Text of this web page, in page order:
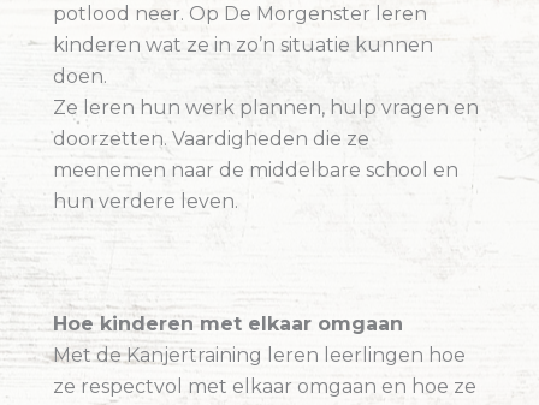
potlood neer. Op De Morgenster leren
kinderen wat ze in zo’n situatie kunnen
doen.
Ze leren hun werk plannen, hulp vragen en
doorzetten. Vaardigheden die ze
meenemen naar de middelbare school en
hun verdere leven.
Hoe kinderen met elkaar omgaan
Met de Kanjertraining leren leerlingen hoe
ze respectvol met elkaar omgaan en hoe ze